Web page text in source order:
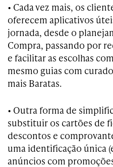
• Cada vez mais, os
oferecem aplicativos
jornada, desde o
Compra, passando por
e facilitar as escolhas
mesmo guias com
mais Baratas.
• Outra forma de
substituir os cartões de
descontos e
uma identificação única
anúncios com